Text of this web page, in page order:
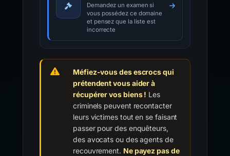
Demandez un examen si
vous possédez ce domaine
et pensez que la liste est
incorrecte
Méfiez-vous des escrocs qui
prétendent vous aider à
récupérer vos biens ! Les
criminels peuvent recontacter
leurs victimes tout en se faisant
passer pour des enquêteurs,
des avocats ou des agents de
recouvrement. Ne payez pas de